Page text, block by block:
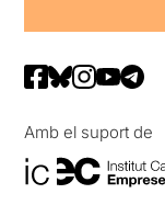
Amb el suport de